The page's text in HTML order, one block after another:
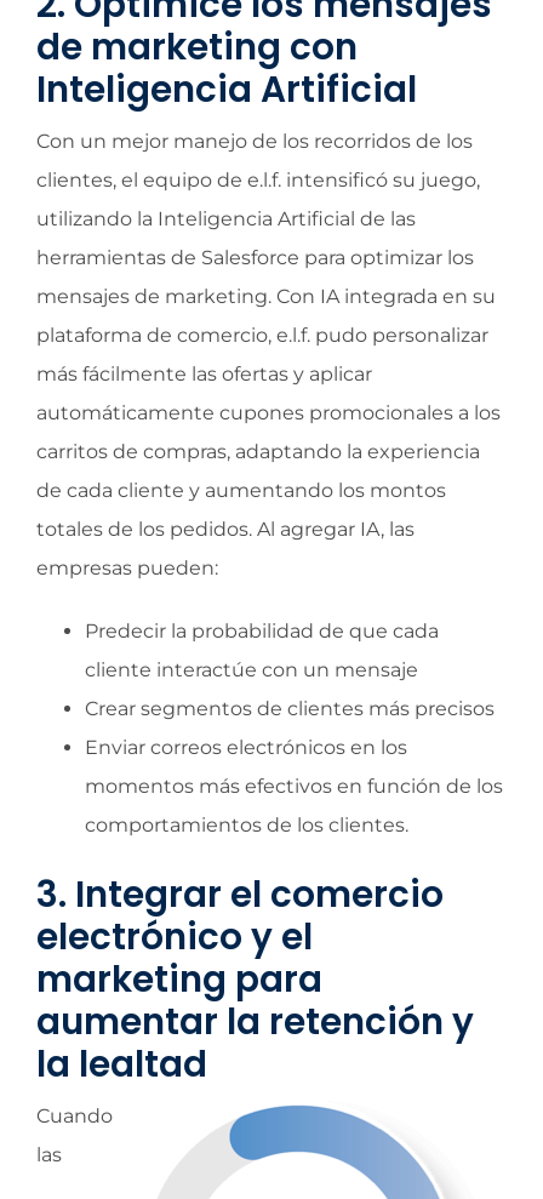
de marketing con
Inteligencia Artificial
Con un mejor manejo de los recorridos de los
clientes, el equipo de e.l.f. intensificó su juego,
utilizando la Inteligencia Artificial de las
herramientas de Salesforce para optimizar los
mensajes de marketing. Con IA integrada en su
plataforma de comercio, e.l.f. pudo personalizar
más fácilmente las ofertas y aplicar
automáticamente cupones promocionales a los
carritos de compras, adaptando la experiencia
de cada cliente y aumentando los montos
totales de los pedidos. Al agregar IA, las
empresas pueden:
Predecir la probabilidad de que cada
cliente interactúe con un mensaje
Crear segmentos de clientes más precisos
Enviar correos electrónicos en los
momentos más efectivos en función de los
comportamientos de los clientes.
3. Integrar el comercio
electrónico y el
marketing para
aumentar la retención y
la lealtad
Cuando
las